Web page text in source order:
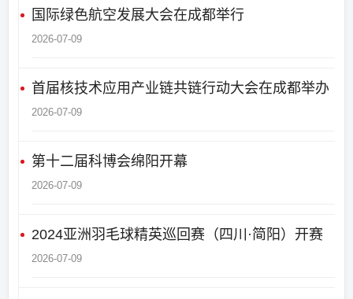
国际绿色航空发展大会在成都举行
2026-07-09
首届核技术应用产业链共链行动大会在成都举办
2026-07-09
第十二届科博会绵阳开幕
2026-07-09
2024亚洲羽毛球精英巡回赛（四川·简阳）开赛
2026-07-09